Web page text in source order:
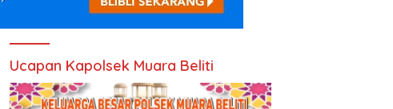
Ucapan Kapolsek Muara Beliti